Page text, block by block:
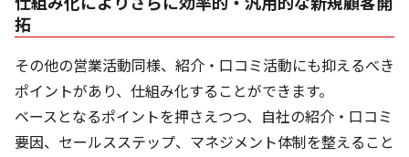
拓
その他の営業活動同様、紹介・口コミ活動にも抑えるべき
ポイントがあり、仕組み化することができます。
ベースとなるポイントを押さえつつ、自社の紹介・口コミ
要因、セールスステップ、マネジメント体制を整えること